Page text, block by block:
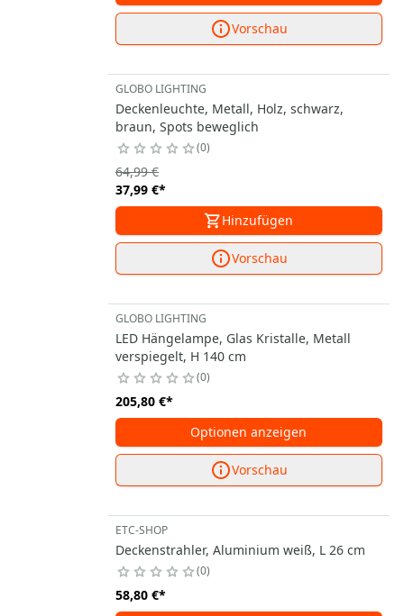
Vorschau
GLOBO LIGHTING
Deckenleuchte, Metall, Holz, schwarz,
braun, Spots beweglich
0
37,99 €*
64,99 €
Hinzufügen
Vorschau
GLOBO LIGHTING
LED Hängelampe, Glas Kristalle, Metall
verspiegelt, H 140 cm
0
205,80 €*
Optionen anzeigen
Vorschau
ETC-SHOP
Deckenstrahler, Aluminium weiß, L 26 cm
0
58,80 €*